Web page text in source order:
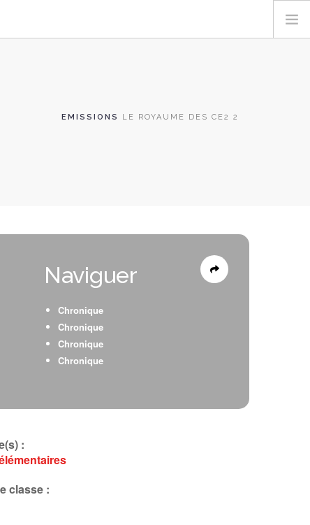
EMISSIONS LE ROYAUME DES CE2 2
Naviguer
Chronique
Chronique
Chronique
Chronique
:
classe :